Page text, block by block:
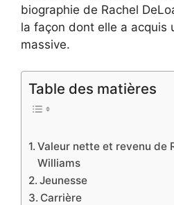
biographie de Rachel
la façon dont elle a acquis
massive.
Table des matières
Valeur nette et revenu de
Williams
Jeunesse
Carrière